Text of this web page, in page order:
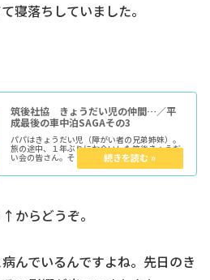
寝落ちしていました。
筑後社協 きょうだい児の仲間…／平
成最後の車中泊SAGAその3
パパはきょうだい児（障がい者の兄弟姉妹）。
旅の途中、１年ぶりにお会いした筑後きょうだ
い会の皆さん。そこで語られた内容は、僕の心
に多大に影響を残していきました。良くも悪く
も、です。
らどうぞ。
んでいるんですよね。先日のき